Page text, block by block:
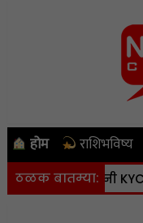
होम राशिभविष्य
ठळक बातम्या:
भूधारकांनी KYC